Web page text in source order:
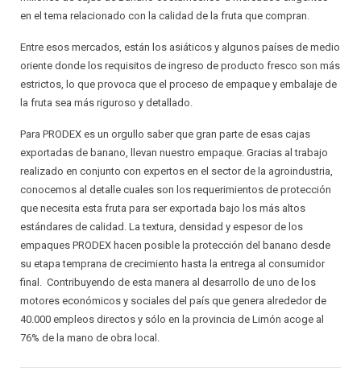
en el tema relacionado con la calidad de la fruta que compran.
Entre esos mercados, están los asiáticos y algunos países de medio
oriente donde los requisitos de ingreso de producto fresco son más
estrictos, lo que provoca que el proceso de empaque y embalaje de
la fruta sea más riguroso y detallado.
Para PRODEX es un orgullo saber que gran parte de esas cajas
exportadas de banano, llevan nuestro empaque. Gracias al trabajo
realizado en conjunto con expertos en el sector de la agroindustria,
conocemos al detalle cuales son los requerimientos de protección
que necesita esta fruta para ser exportada bajo los más altos
estándares de calidad. La textura, densidad y espesor de los
empaques PRODEX hacen posible la protección del banano desde
su etapa temprana de crecimiento hasta la entrega al consumidor
final. Contribuyendo de esta manera al desarrollo de uno de los
motores económicos y sociales del país que genera alrededor de
40.000 empleos directos y sólo en la provincia de Limón acoge al
76% de la mano de obra local.